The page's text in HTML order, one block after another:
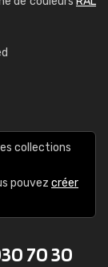
collections
pouvez créer
70 30